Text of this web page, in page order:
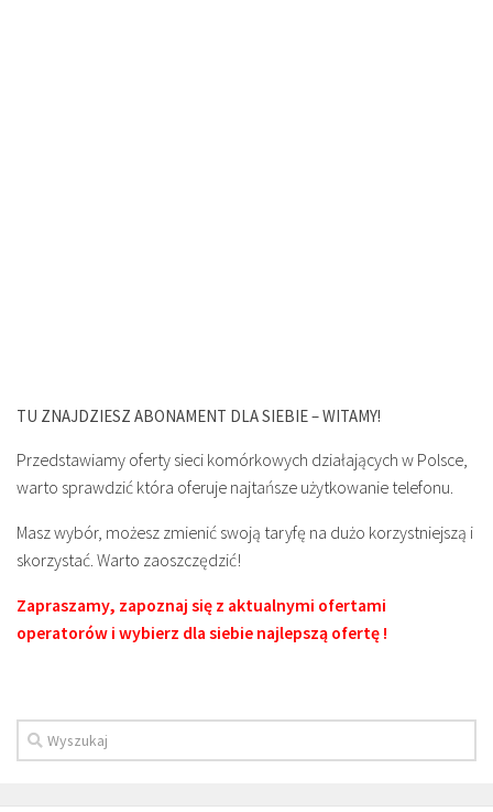
TU ZNAJDZIESZ ABONAMENT DLA SIEBIE – WITAMY!
Przedstawiamy oferty sieci komórkowych działających w Polsce,
warto sprawdzić która oferuje najtańsze użytkowanie telefonu.
Masz wybór, możesz zmienić swoją taryfę na dużo korzystniejszą i
skorzystać. Warto zaoszczędzić!
Zapraszamy, zapoznaj się z aktualnymi ofertami
operatorów i wybierz dla siebie najlepszą ofertę !